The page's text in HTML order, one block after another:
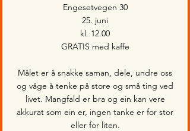
Engesetvegen 30
25. juni
kl. 12.00
GRATIS med kaffe
Målet er å snakke saman, dele, undre oss
og våge å tenke på store og små ting ved
livet. Mangfald er bra og ein kan vere
akkurat som ein er, ingen tanke er for stor
eller for liten.